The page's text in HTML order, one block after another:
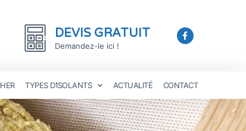
DEVIS GRATUIT
Demandez-le ici !
TYPES D’ISOLANTS ACTUALITÉ CONTACT